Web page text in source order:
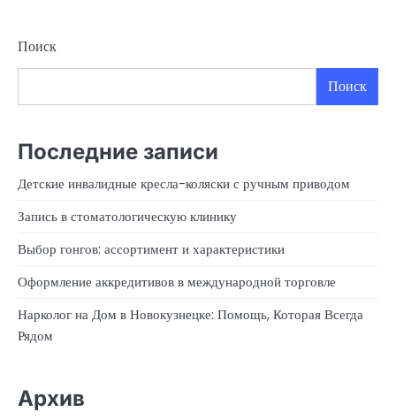
Поиск
Поиск
Последние записи
Детские инвалидные кресла-коляски с ручным приводом
Запись в стоматологическую клинику
Выбор гонгов: ассортимент и характеристики
Оформление аккредитивов в международной торговле
Нарколог на Дом в Новокузнецке: Помощь, Которая Всегда
Рядом
Архив